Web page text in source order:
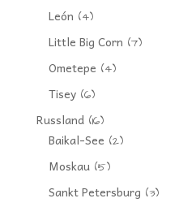
León (4)
Little Big Corn (7)
Ometepe (4)
Tisey(6)
Russland(16)
Baikal-See (2)
Moskau(5)
Sankt Petersburg (3)